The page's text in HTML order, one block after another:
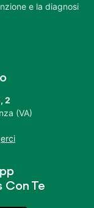
e la diagnosi
2
(VA)
Con Te